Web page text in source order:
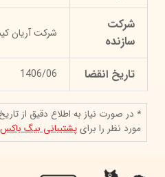
شرکت
سازنده
شرکت آریان
تاریخ انقضا 1406/06
* در صورت نیاز به اطلاع دقیق از
مورد نظر را برایپشتیبانی بیگ باکس